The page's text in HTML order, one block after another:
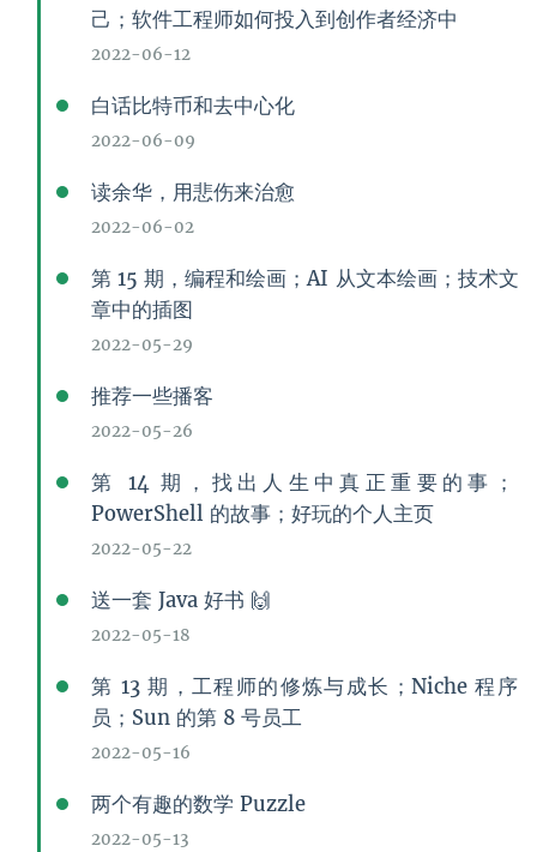
己；软件工程师如何投入到创作者经济中
2022-06-12
白话比特币和去中心化
2022-06-09
读余华，用悲伤来治愈
2022-06-02
第 15 期，编程和绘画；AI 从文本绘画；技术文
章中的插图
2022-05-29
推荐一些播客
2022-05-26
第 14 期，找出人生中真正重要的事；
PowerShell 的故事；好玩的个人主页
2022-05-22
送一套 Java 好书 🙌
2022-05-18
第 13 期，工程师的修炼与成长；Niche 程序
员；Sun 的第 8 号员工
2022-05-16
两个有趣的数学 Puzzle
2022-05-13